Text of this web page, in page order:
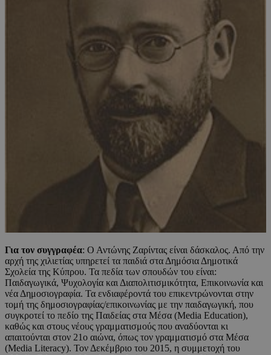
Για τον συγγραφέα: Ο Αντώνης Ζαρίντας είναι δάσκαλος. Από την
αρχή της χιλιετίας υπηρετεί τα παιδιά στα Δημόσια Δημοτικά
Σχολεία της Κύπρου. Τα πεδία των σπουδών του είναι:
Παιδαγωγικά, Ψυχολογία και Διαπολιτισμικότητα, Επικοινωνία και
νέα Δημοσιογραφία. Τα ενδιαφέροντά του επικεντρώνονται στην
τομή της δημοσιογραφίας/επικοινωνίας με την παιδαγωγική, που
συγκροτεί το πεδίο της Παιδείας στα Μέσα (Media Education),
καθώς και στους νέους γραμματισμούς που αναδύονται κι
απαιτούνται στον 21ο αιώνα, όπως τον γραμματισμό στα Μέσα
(Media Literacy). Τον Δεκέμβριο του 2015, η συμμετοχή του